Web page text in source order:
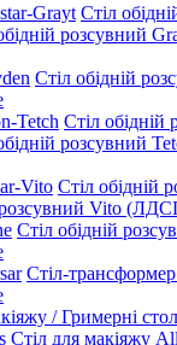
Grayt Стіл
розсувний
Стіл обідній
Tetch Стіл обідній
розсувний
Vito Стіл
розсувний Vito
Стіл обідній
Стіл-
/ Гримерні
Стіл для макіяжу